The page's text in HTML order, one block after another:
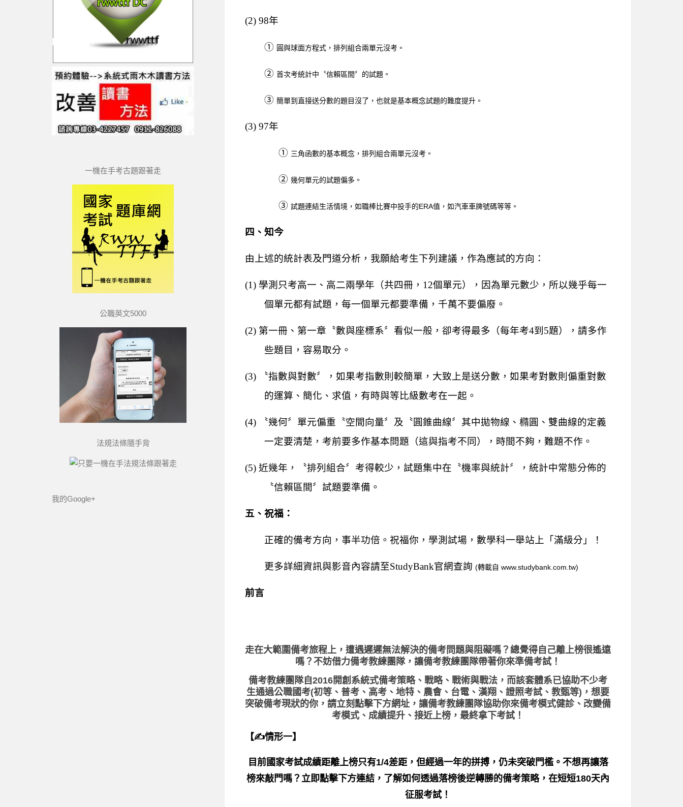
(2) 98年
① 圓與球面方程式，排列組合兩單元沒考。
② 首次考統計中〝信賴區間〞的試題。
③ 簡單到直接送分數的題目沒了，也就是基本概念試題的難度提升。
(3) 97年
① 三角函數的基本概念，排列組合兩單元沒考。
② 幾何單元的試題偏多。
③ 試題連結生活情境，如職棒比賽中投手的ERA值，如汽車車牌號碼等等。
四、知今
由上述的統計表及門道分析，我願給考生下列建議，作為應試的方向：
(1) 學測只考高一、高二兩學年（共四冊，12個單元），因為單元數少，所以幾乎每一
個單元都有試題，每一個單元都要準備，千萬不要偏廢。
(2) 第一冊、第一章〝數與座標系〞看似一般，卻考得最多（每年考4到5題），請多作
些題目，容易取分。
(3)
〝指數與對數〞，如果考指數則較簡單，大致上是送分數，如果考對數則偏重對數
的運算、簡化、求值，有時與等比級數考在一起。
(4)
〝幾何〞單元偏重〝空間向量〞及〝圓錐曲線〞其中拋物線、橢圓、雙曲線的定義
一定要清楚，考前要多作基本問題（這與指考不同），時間不夠，難題不作。
(5)近幾年，〝排列組合〞考得較少，試題集中在〝機率與統計〞，統計中常態分佈的
〝信賴區間〞試題要準備。
五、祝福：
正確的備考方向，事半功倍。祝福你，學測試場，數學科一舉站上「滿級分」！
更多詳細資訊與影音內容請至StudyBank官網查詢 (轉載自 www.studybank.com.tw)
前言
走在大範圍備考旅程上， 遭遇遲遲無法解決的備考問題與阻礙嗎？總覺得自己離上榜很遙遠
嗎？不妨借力備考教練團隊，讓備考教練團隊帶著你來準備考試！
備考教練團隊自2016開創系統式備考策略、戰略、戰術與戰法，而該套體系已協助不少考
生通過公職國考(初等、普考、高考、地特、農會、台電、漢翔、證照考試、教甄等)，想要
突破備考現狀的你，請立刻點擊下方網址，讓備考教練團隊協助你來備考模式健診、改變備
考模式、成績提升、接近上榜，最終拿下考試！
【✍情形一】
目前國家考試成績距離上榜只有1/4差距，但經過一年的拼搏，仍未突破門檻。不想再讓落
榜來敲門嗎？立即點擊下方連結，了解如何透過落榜後逆轉勝的備考策略，在短短180天內
征服考試！
一機在手考古題跟著走
公職英文5000
法規法條隨手背
我的Google+